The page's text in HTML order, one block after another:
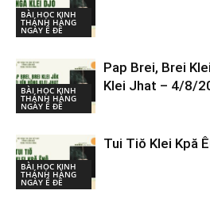
BÀI HỌC KINH
THÁNH HÀNG
NGÀY Ê ĐÊ
BÀI HỌC KINH
THÁNH HÀNG
NGÀY Ê ĐÊ
Pap Brei, Brei
Klei Jhat – 4/8/
BÀI HỌC KINH
THÁNH HÀNG
NGÀY Ê ĐÊ
Tui Tiŏ Klei Kpă